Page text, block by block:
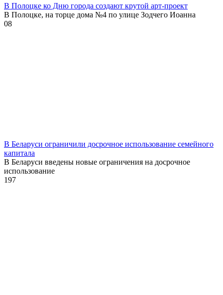
В Полоцке ко Дню города создают крутой арт-проект
В Полоцке, на торце дома №4 по улице Зодчего Иоанна
08
В Беларуси ограничили досрочное использование семейного
капитала
В Беларуси введены новые ограничения на досрочное
использование
197